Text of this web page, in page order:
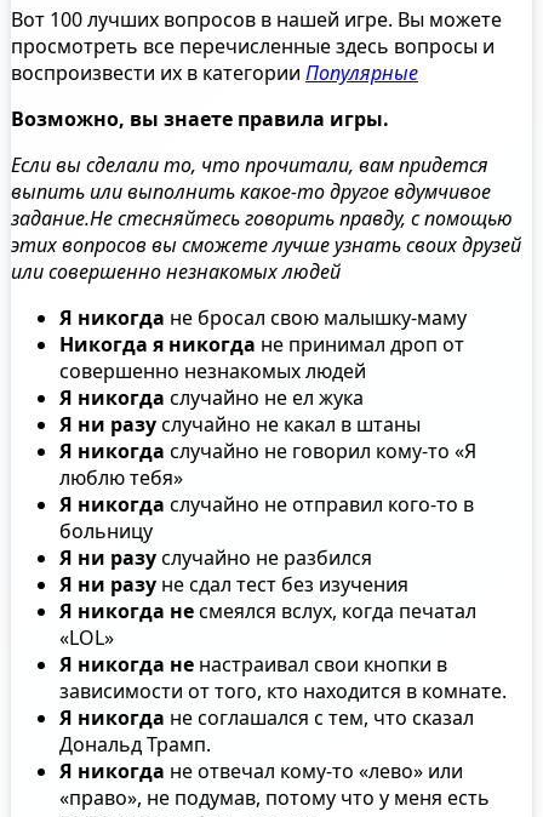
Вот 100 лучших вопросов в нашей игре. Вы можете
просмотреть все перечисленные здесь вопросы и
воспроизвести их в категории Популярные
Возможно, вы знаете правила игры.
Если вы сделали то, что прочитали, вам придется
выпить или выполнить какое-то другое вдумчивое
задание.Не стесняйтесь говорить правду, с помощью
этих вопросов вы сможете лучше узнать своих друзей
или совершенно незнакомых людей
Я никогда не бросал свою малышку-маму
Никогда я никогда не принимал дроп от
совершенно незнакомых людей
Я никогда случайно не ел жука
Я ни разуслучайно не какал в штаны
Я никогда случайно не говорил кому-то «Я
люблю тебя»
Я никогда случайно не отправил кого-то в
больницу
Я ни разуслучайно не разбился
Я ни разу не сдал тест без изучения
Я никогда несмеялся вслух, когда печатал
«LOL»
Я никогда не настраивал свои кнопки в
зависимости от того, кто находится в комнате.
Я никогда не соглашался с тем, что сказал
Дональд Трамп.
Я никогда не отвечал кому-то «лево» или
«право», не подумав, потому что у меня есть